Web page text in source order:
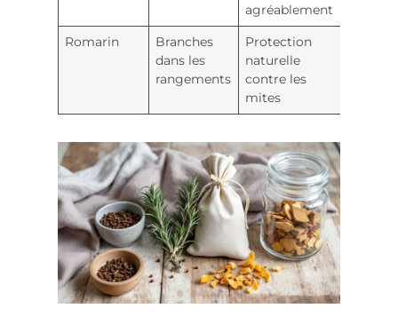
agréablement
Romarin
Branches
dans les
rangements
Protection
naturelle
contre les
mites